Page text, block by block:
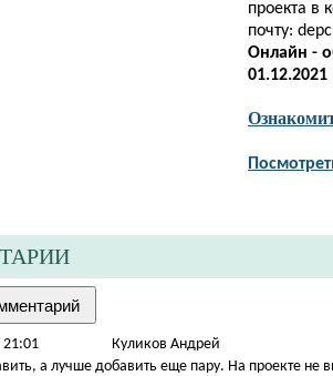
проекта в
почту:
Онлайн -
01.12.2021
21:01
Куликов Андрей
а лучше добавить еще пару. На проекте не